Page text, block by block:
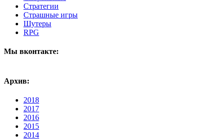
Стратегии
Страшные игры
Шутеры
RPG
Мы вконтакте:
Архив:
2018
2017
2016
2015
2014